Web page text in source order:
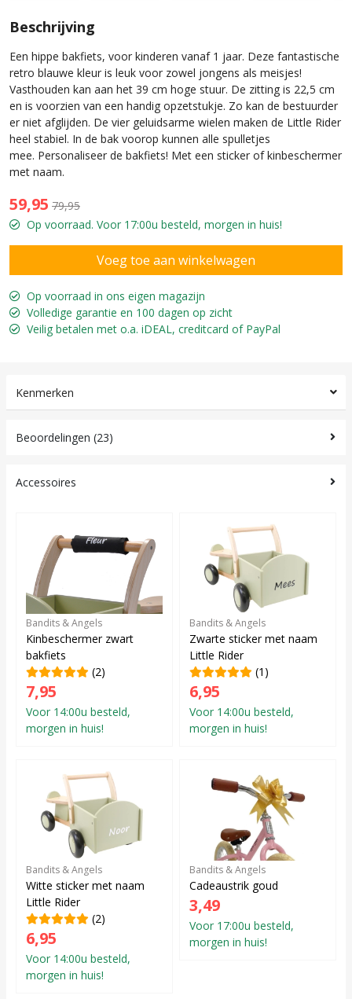
Beschrijving
Een hippe bakfiets, voor kinderen vanaf 1 jaar. Deze fantastische
retro blauwe kleur is leuk voor zowel jongens als meisjes!
Vasthouden kan aan het 39 cm hoge stuur. De zitting is 22,5 cm
en is voorzien van een handig opzetstukje. Zo kan de bestuurder
er niet afglijden. De vier geluidsarme wielen maken de Little Rider
heel stabiel. In de bak voorop kunnen alle spulletjes
mee. Personaliseer de bakfiets! Met een sticker of kinbeschermer
met naam.
59,95 79,95
Op voorraad. Voor 17:00u besteld, morgen in huis!
Op voorraad in ons eigen magazijn
Volledige garantie en 100 dagen op zicht
Veilig betalen met o.a. iDEAL, creditcard of PayPal
Kenmerken
Beoordelingen (23)
Accessoires
Bandits & Angels
Kinbeschermer zwart
bakfiets
(2)
7,95
Voor 14:00u besteld,
morgen in huis!
Bandits & Angels
Zwarte sticker met naam
Little Rider
(1)
6,95
Voor 14:00u besteld,
morgen in huis!
Bandits & Angels
Witte sticker met naam
Little Rider
(2)
6,95
Voor 14:00u besteld,
morgen in huis!
Bandits & Angels
Cadeaustrik goud
3,49
Voor 17:00u besteld,
morgen in huis!